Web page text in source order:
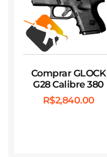
Comprar GLOCK
G28 Calibre 380
R$2,840.00